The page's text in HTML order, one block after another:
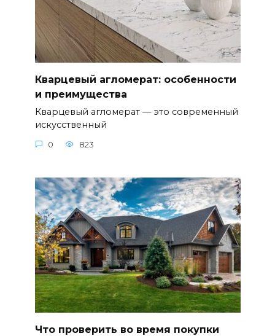
Кварцевый агломерат: особенности
и преимущества
Кварцевый агломерат — это современный
искусственный
0 823
Что проверить во время покупки